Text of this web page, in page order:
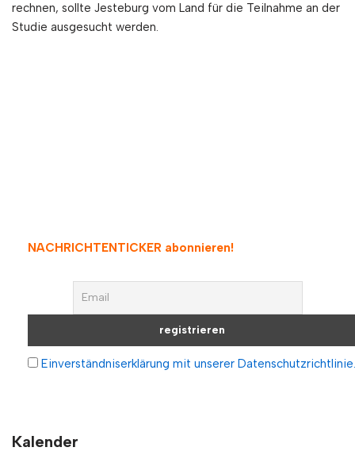
rechnen, sollte Jesteburg vom Land für die Teilnahme an der
Studie ausgesucht werden.
NACHRICHTENTICKER abonnieren!
Einverständniserklärung mit unserer Datenschutzrichtlinie.
Kalender